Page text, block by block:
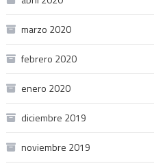
marzo 2020
febrero 2020
enero 2020
diciembre 2019
noviembre 2019